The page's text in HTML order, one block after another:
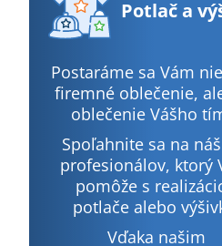
Potlača
Postaráme sa Vám
firemné oblečenie,
oblečenie Vášho
Spoľahnite sa na
profesionálov, ktorý
pomôže s
potlače alebo
Vďaka našim